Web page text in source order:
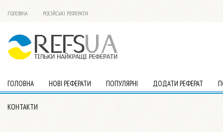
ГОЛОВНА РОСІЙСЬКІ РЕФЕРАТИ
ГОЛОВНА НОВІ РЕФЕРАТИ ПОПУЛЯРНІ ДОДАТИ РЕФЕРАТ
КОНТАКТИ